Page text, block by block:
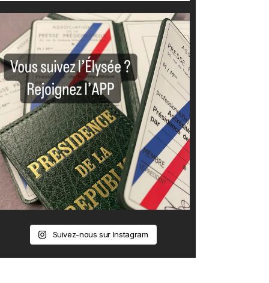
Suivez-nous sur Instagram